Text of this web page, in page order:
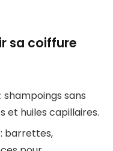
sa coiffure
: shampoings sans
et huiles capillaires.
: barrettes,